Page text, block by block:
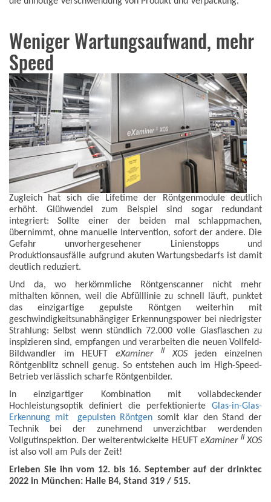
Weniger Wartungsaufwand, mehr
Speed
Zugleich hat sich die Lifetime der Röntgenmodule deutlich
erhöht. Glühwendel zum Beispiel sind sogar redundant
integriert: Sollte einer der beiden mal schlappmachen,
übernimmt, ohne manuelle Intervention, sofort der andere. Die
Gefahr unvorhergesehener Linienstopps und
Produktionsausfälle aufgrund akuten Wartungsbedarfs ist damit
deutlich reduziert.
Und da, wo herkömmliche Röntgenscanner nicht mehr
mithalten können, weil die Abfülllinie zu schnell läuft, punktet
das einzigartige gepulste Röntgen weiterhin mit
geschwindigkeitsunabhängiger Erkennungspower bei niedrigster
Strahlung: Selbst wenn stündlich 72.000 volle Glasflaschen zu
inspizieren sind, empfangen und verarbeiten die neuen Vollfeld-
Bildwandler im HEUFTeXaminer IIXOSjeden einzelnen
Röntgenblitz schnell genug. So entstehen auch im High-Speed-
Betrieb verlässlich scharfe Röntgenbilder.
In einzigartiger Kombination mit vollabdeckender
Hochleistungsoptik definiert die perfektionierte Glas-in-Glas-
Erkennung mit gepulsten Röntgen somit klar den Stand der
Technik bei der zunehmend unverzichtbar werdenden
Vollgutinspektion. Der weiterentwickelte HEUFT eXaminer IIXOS
ist also voll am Puls der Zeit!
Erleben Sie ihn vom 12. bis 16. September auf der drinktec
2022 in München: Halle B4, Stand 319 / 515.